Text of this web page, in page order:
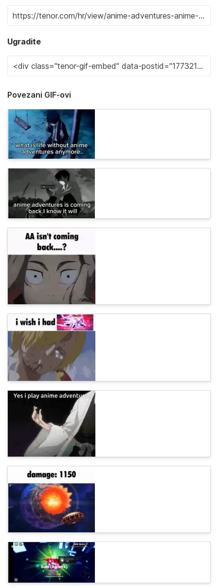
Ugradite
Povezani GIF-ovi